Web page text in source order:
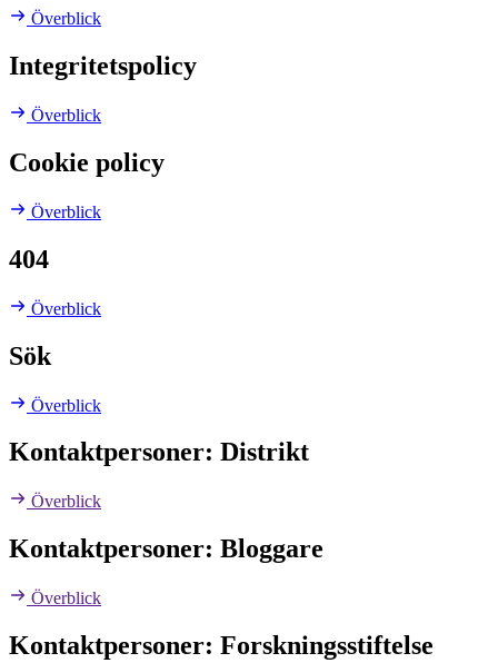
Överblick
Integritetspolicy
Överblick
Cookie policy
Överblick
404
Överblick
Sök
Överblick
Kontaktpersoner: Distrikt
Överblick
Kontaktpersoner: Bloggare
Överblick
Kontaktpersoner: Forskningsstiftelse